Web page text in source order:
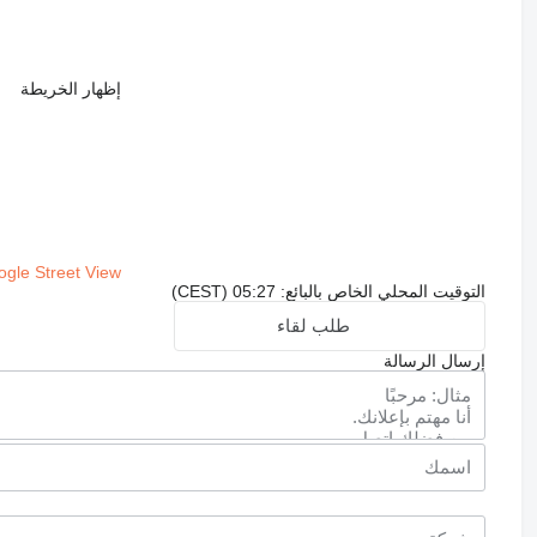
إظهار الخريطة
Street View
التوقيت المحلي الخاص بالبائع: 05:27 (CEST)
طلب لقاء
إرسال الرسالة